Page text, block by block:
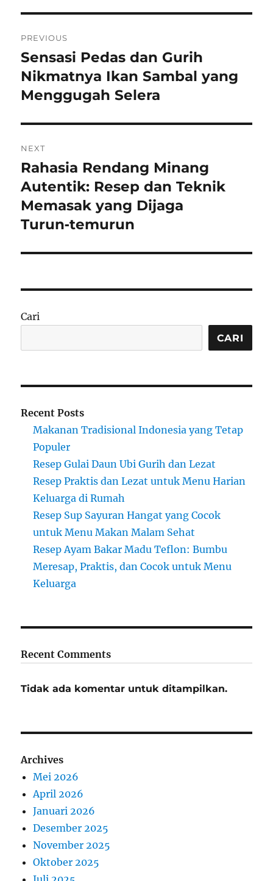
pos
PREVIOUS
Previous
post:
Sensasi Pedas dan Gurih
Nikmatnya Ikan Sambal yang
Menggugah Selera
NEXT
Next
post:
Rahasia Rendang Minang
Autentik: Resep dan Teknik
Memasak yang Dijaga
Turun‑temurun
Cari
CARI
Recent Posts
Makanan Tradisional Indonesia yang Tetap
Populer
Resep Gulai Daun Ubi Gurih dan Lezat
Resep Praktis dan Lezat untuk Menu Harian
Keluarga di Rumah
Resep Sup Sayuran Hangat yang Cocok
untuk Menu Makan Malam Sehat
Resep Ayam Bakar Madu Teflon: Bumbu
Meresap, Praktis, dan Cocok untuk Menu
Keluarga
Recent Comments
Tidak ada komentar untuk ditampilkan.
Archives
Mei 2026
April 2026
Januari 2026
Desember 2025
November 2025
Oktober 2025